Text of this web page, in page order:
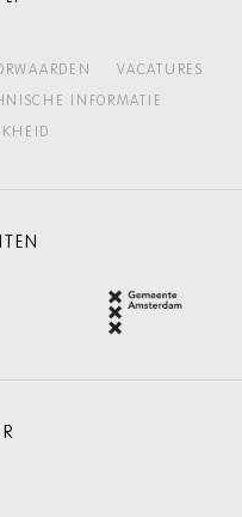
VACATURES
INFORMATIE